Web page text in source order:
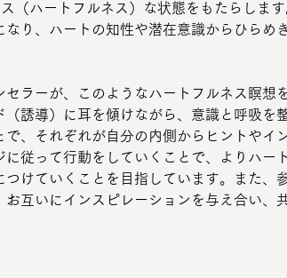
（ハートフルネス）な状態をもたらしま
り、ハートの知性や潜在意識からひらめ
ラーが、このようなハートフルネス瞑想
誘導）に耳を傾けながら、意識と呼吸を
、それぞれが自分の内側からヒントやイ
従って行動をしていくことで、よりハー
けていくことを目指しています。また、
互いにインスピレーションを与え合い、